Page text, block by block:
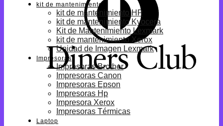
kit de mantenimiento
kit de mantenimiento HP
kit de mantenimiento Kyocera
Kit de Mantenimiento Lexmark
kit de mantenimiento Xerox
Unidad de Imagen Lexmark
Impresoras
Impresoras Brother
Impresoras Canon
Impresoras Epson
Impresoras Hp
Impresora Xerox
Impresoras Térmicas
Laptop